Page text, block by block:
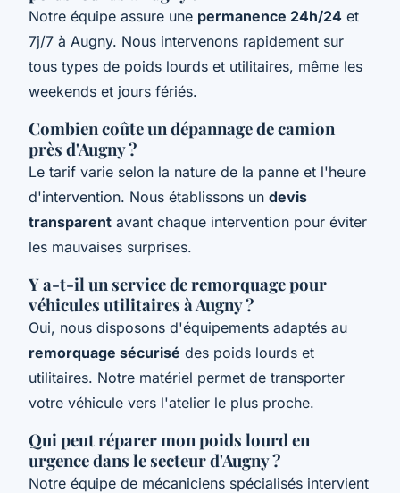
Notre équipe assure une permanence 24h/24 et
7j/7 à Augny. Nous intervenons rapidement sur
tous types de poids lourds et utilitaires, même les
weekends et jours fériés.
Combien coûte un dépannage de camion
près d'Augny ?
Le tarif varie selon la nature de la panne et l'heure
d'intervention. Nous établissons un devis
transparent avant chaque intervention pour éviter
les mauvaises surprises.
Y a-t-il un service de remorquage pour
véhicules utilitaires à Augny ?
Oui, nous disposons d'équipements adaptés au
remorquage sécurisé des poids lourds et
utilitaires. Notre matériel permet de transporter
votre véhicule vers l'atelier le plus proche.
Qui peut réparer mon poids lourd en
urgence dans le secteur d'Augny ?
Notre équipe de mécaniciens spécialisés intervient